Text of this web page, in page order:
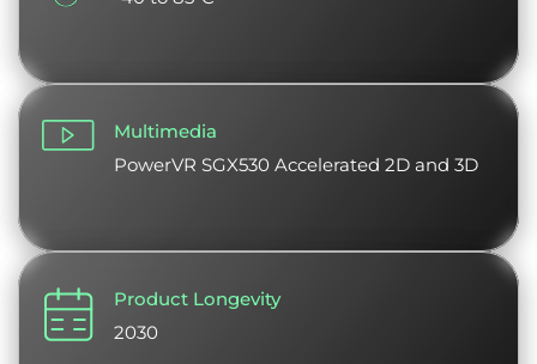
Multimedia
PowerVR SGX530 Accelerated 2D and 3D
Product Longevity
2030